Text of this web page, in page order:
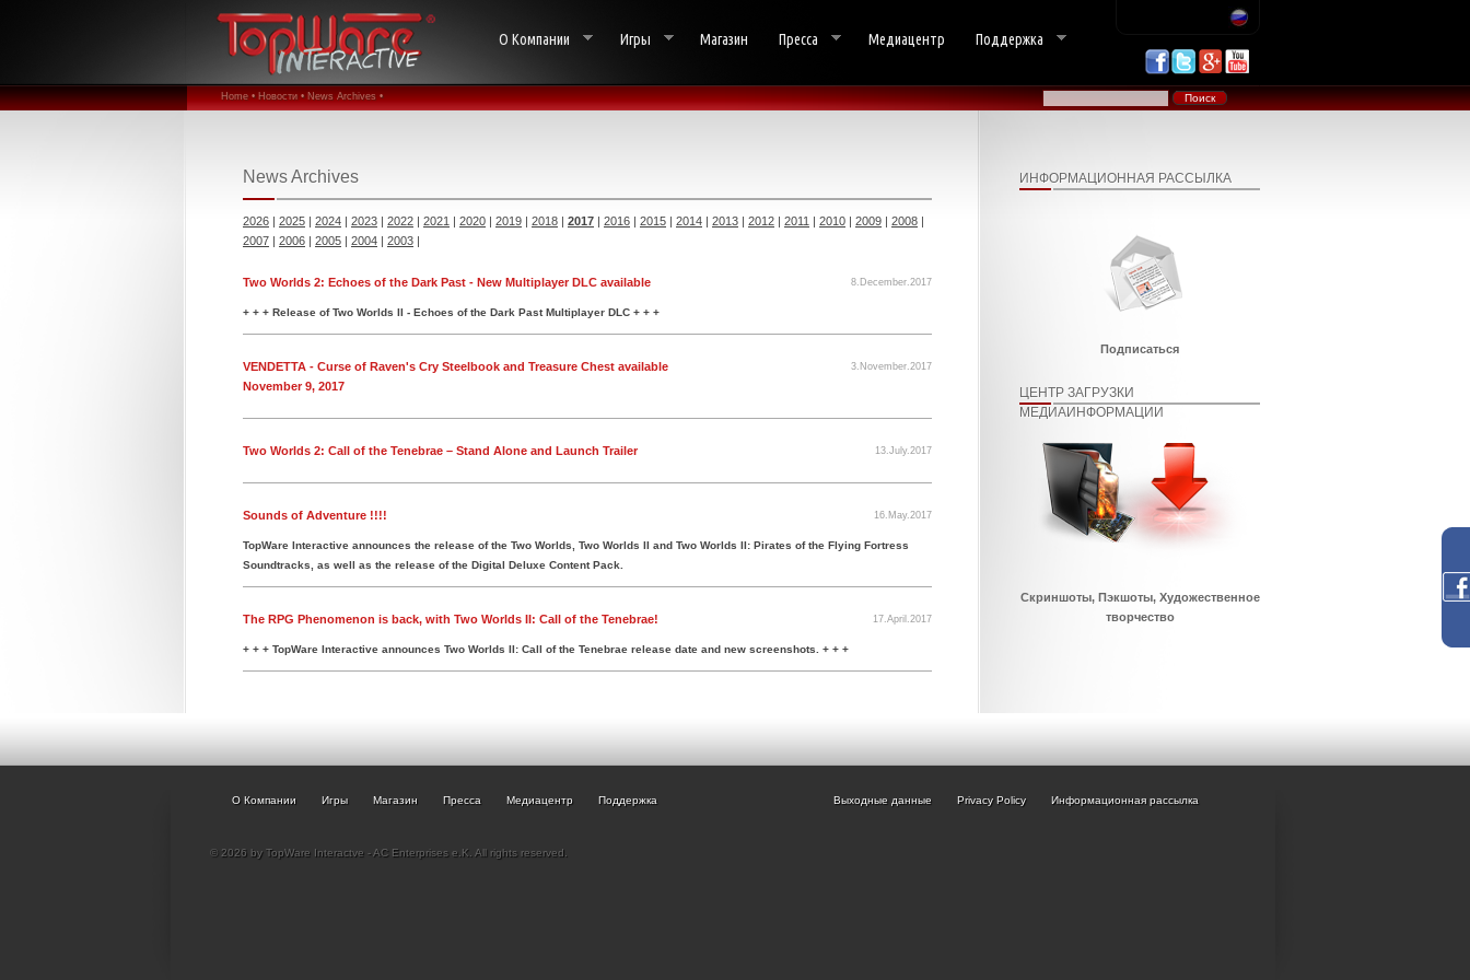
О Компании Игры Магазин Пресса Медиацентр Поддержка
Home • Новости • News Archives •
News Archives
2026 2025 2024 2023 2022 2021 2020 2019 2018 2017 2016 2015 2014 2013 2012 2011 2010 2009 2008
2007
2006 2005 2004 2003
8.December.2017
Two Worlds 2: Echoes of the Dark Past - New Multiplayer DLC available
+ + + Release of Two Worlds II - Echoes of the Dark Past Multiplayer DLC + + +
3.November.2017
VENDETTA - Curse of Raven's Cry Steelbook and Treasure Chest available
November 9, 2017
13.July.2017
Two Worlds 2: Call of the Tenebrae – Stand Alone and Launch Trailer
16.May.2017
Sounds of Adventure !!!!
TopWare Interactive announces the release of the Two Worlds, Two Worlds II and Two Worlds II: Pirates of the Flying Fortress
Soundtracks, as well as the release of the Digital Deluxe Content Pack.
17.April.2017
The RPG Phenomenon is back, with Two Worlds II: Call of the Tenebrae!
+ + + TopWare Interactive announces Two Worlds II: Call of the Tenebrae release date and new screenshots. + + +
ИНФОРМАЦИОННАЯ РАССЫЛКА
Подписаться
ЦЕНТР ЗАГРУЗКИ
МЕДИАИНФОРМАЦИИ
Скриншоты, Пэкшоты, Художественное
творчество
О Компании Игры Магазин Пресса Медиацентр Поддержка Выходные данные Privacy Policy Информационная рассылка
© 2026 by TopWare Interactve - AC Enterprises e.K. All rights reserved.